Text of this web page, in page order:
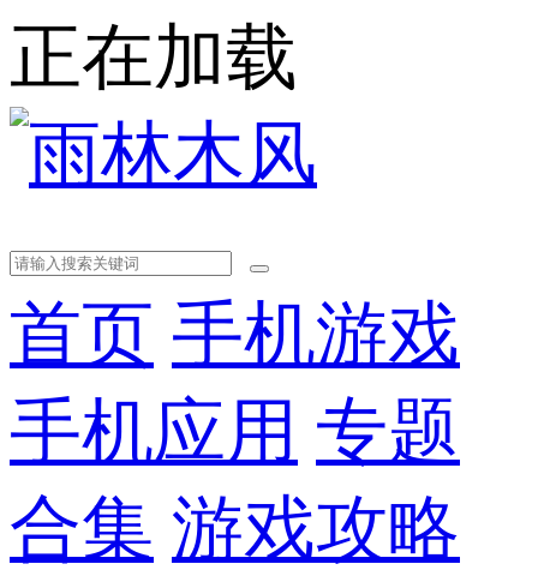
正在加载
首页 手机游戏
手机应用 专题
合集 游戏攻略